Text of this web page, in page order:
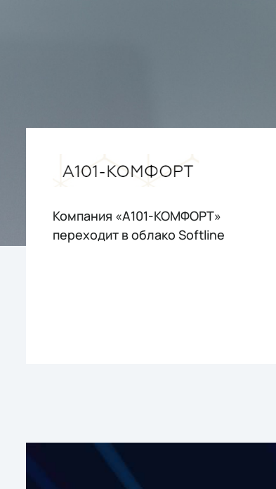
Компания «А101-КОМФОРТ»
переходит в облако Softline